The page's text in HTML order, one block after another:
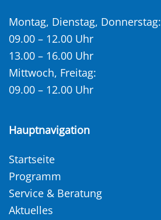
Montag, Dienstag, Donnerstag:
09.00 – 12.00 Uhr
13.00 – 16.00 Uhr
Mittwoch, Freitag:
09.00 – 12.00 Uhr
Hauptnavigation
Startseite
Programm
Service & Beratung
Aktuelles